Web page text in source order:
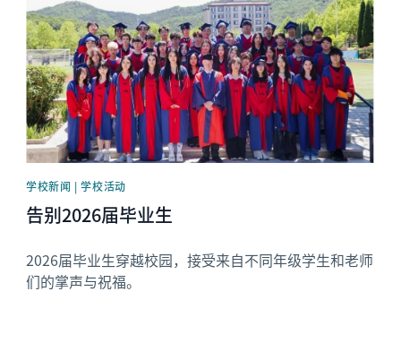
学校新闻 | 学校活动
告别2026届毕业生
2026届毕业生穿越校园，接受来自不同年级学生和老师
们的掌声与祝福。